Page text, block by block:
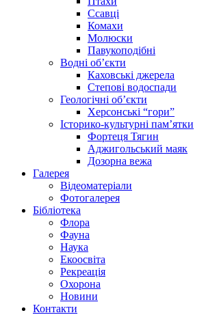
Ссавці
Комахи
Молюски
Павукоподібні
Водні об’єкти
Каховські джерела
Степові водоспади
Геологічні об’єкти
Херсонські “гори”
Історико-культурні пам’ятки
Фортеця Тягин
Аджигольський маяк
Дозорна вежа
Галерея
Відеоматеріали
Фотогалерея
Бібліотека
Флора
Фауна
Наука
Екоосвіта
Рекреація
Охорона
Новини
Контакти